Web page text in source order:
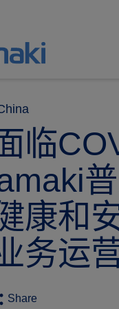
临
康和
务运
Share